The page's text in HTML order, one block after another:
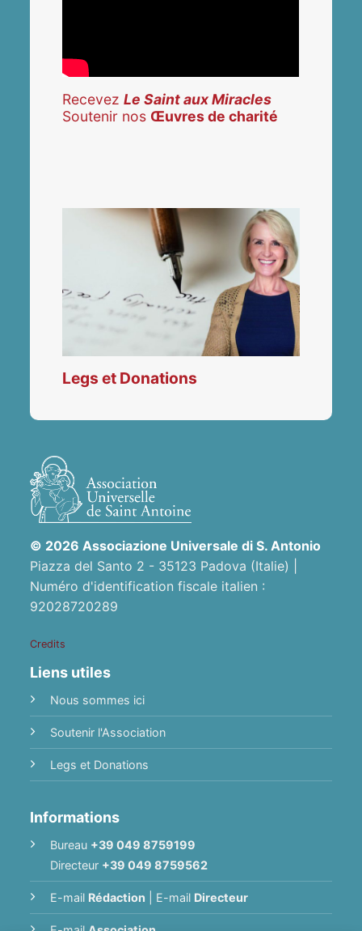
RecevezLe Saint aux Miracles
Soutenir nos Œuvres de charité
Legs et Donations
© 2026 Associazione Universale di S. Antonio
Piazza del Santo 2 - 35123 Padova (Italie) |
Numéro d'identification fiscale italien :
92028720289
Credits
Liens utiles
Nous sommes ici
Soutenir l'Association
Legs et Donations
Informations
Bureau +39 049 8759199
Directeur +39 049 8759562
E-mail Rédaction E-mail Directeur